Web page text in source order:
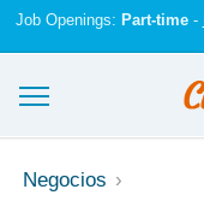
Job Openings: Part-time-
Ensayos y trabajos
Negocios